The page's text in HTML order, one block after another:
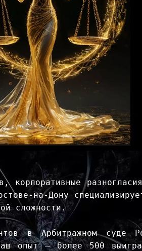
корпоративные
на-Дону
сложности.
в Арбитражном суде
опыт — более 500